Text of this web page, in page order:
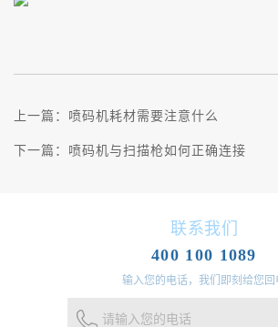
上一篇： 喷码机耗材需要注意什么
下一篇： 喷码机与扫描枪如何正确连接
联系我们
400 100 1089
输入您的电话，我们即刻给您回
请输入您的电话